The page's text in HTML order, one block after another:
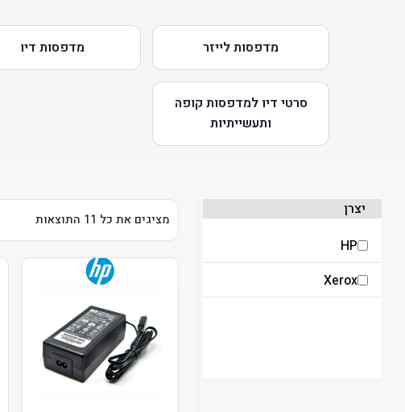
מדפסות לייזר מדפסות דיו
סרטי דיו למדפסות קופה
ותעשייתיות
מציגים את כל ⁦11⁩ התוצאות
יצרן
HP
Xerox